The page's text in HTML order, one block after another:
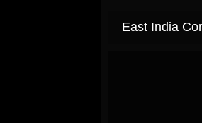
East India